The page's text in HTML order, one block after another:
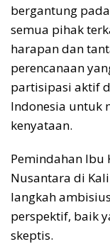
bergantung
semua pihak
harapan dan
perencanaan
partisipasi aktif
Indonesia untuk
kenyataan.
Pemindahan Ibu
Nusantara di
langkah
perspektif, baik
skeptis.